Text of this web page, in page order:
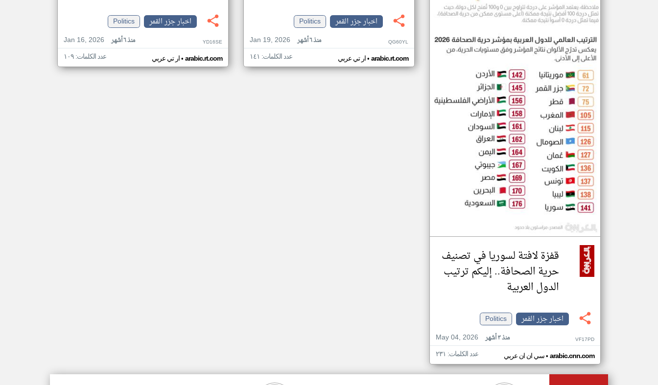
قفزة لافتة لسوريا في تصنيف
حرية الصحافة.. إليكم ترتيب
الدول العربية
اخبار جزر القمر
Politics
May 04, 2026
منذ ٣ أشهر VF17PD
سي ان ان عربي• arabic.cnn.com عدد الكلمات: ٢٣١
اخبار جزر القمر
Politics
Jan 19, 2026
منذ ٦ أشهر QG60YL
ار تي عربي• arabic.rt.com عدد الكلمات: ١٤١
اخبار جزر القمر
Politics
Jan 16, 2026
منذ ٦ أشهر YD16SE
ار تي عربي• arabic.rt.com عدد الكلمات: ١٠٩